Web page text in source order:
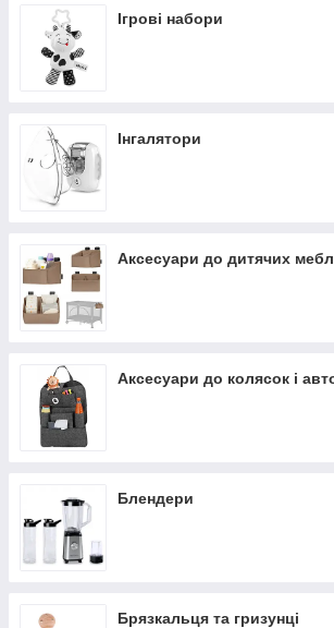
Ігрові набори
Інгалятори
Аксесуари до дитячих
Аксесуари до колясок і
Блендери
Брязкальця та гризунці